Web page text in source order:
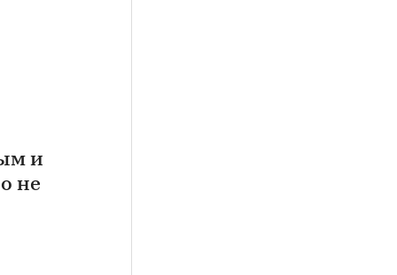
и
не